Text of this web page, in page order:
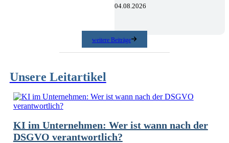
04.08.2026
weitere Beiträge
Unsere Leitartikel
KI im Unternehmen: Wer ist wann nach der
DSGVO verantwortlich?